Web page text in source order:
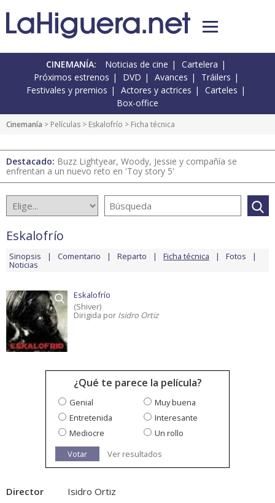
CINEMANÍA: Noticias de cine
Cartelera
Próximos estrenos
DVD Avances
Tráilers
Festivales y premios
Actores y actrices
Carteles
Box-office
Cinemanía > Películas > Eskalofrío > Ficha técnica
Destacado: Buzz Lightyear, Woody, Jessie y compañía se
enfrentan a un nuevo reto en 'Toy story 5'
Eskalofrío
Sinopsis Comentario Reparto Ficha técnica Fotos
Noticias
Eskalofrío
(Shiver)
Dirigida por Isidro Ortiz
¿Qué te parece la película?
Genial
Muy buena
Entretenida
Interesante
Mediocre
Un rollo
Votar
Ver resultados
Director
Isidro Ortiz